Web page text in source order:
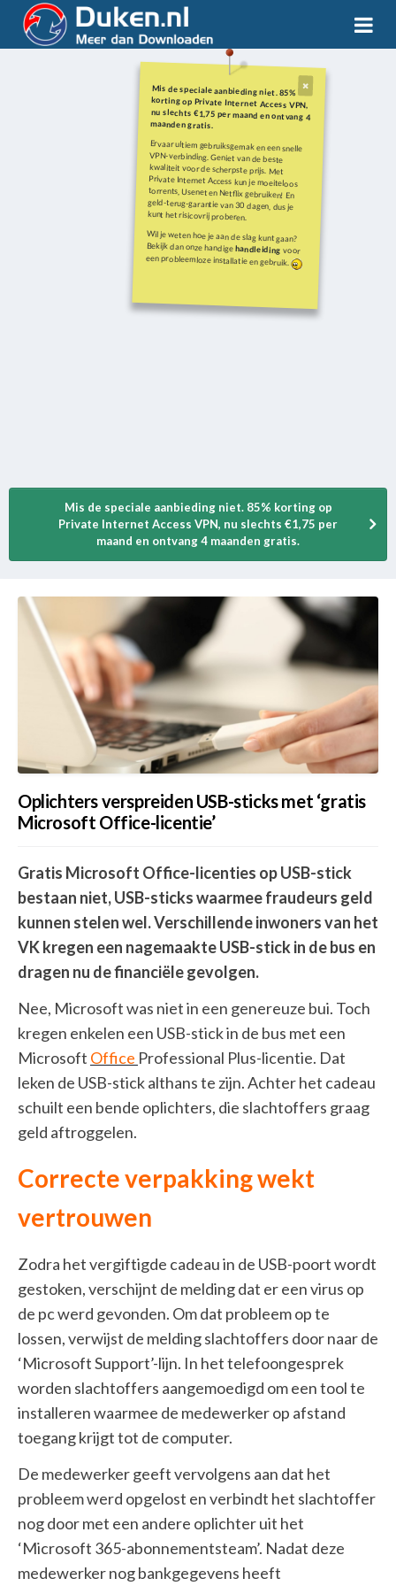
Mis de speciale aanbieding niet. 85%
korting op Private Internet Access VPN,
nu slechts €1,75 per maand en ontvang 4
maanden gratis.
Ervaar ultiem gebruiksgemak en een snelle
VPN-verbinding. Geniet van de beste
kwaliteit voor de scherpste prijs. Met
Private Internet Access kun je moeiteloos
torrents, Usenet en Netflix gebruiken! En
geld-terug-garantie van 30 dagen, dus je
kunt het risicovrij proberen.
Wil je weten hoe je aan de slag kunt gaan?
Bekijk dan onze handigehandleiding voor
een probleemloze installatie en gebruik.
Mis de speciale aanbieding niet. 85% korting op
Private Internet Access VPN, nu slechts €1,75 per
maand en ontvang 4 maanden gratis.
Oplichters verspreiden USB-sticks met ‘gratis
Microsoft Office-licentie’
Gratis Microsoft Office-licenties op USB-stick
bestaan niet, USB-sticks waarmee fraudeurs geld
kunnen stelen wel. Verschillende inwoners van het
VK kregen een nagemaakte USB-stick in de bus en
dragen nu de financiële gevolgen.
Nee, Microsoft was niet in een genereuze bui. Toch
kregen enkelen een USB-stick in de bus met een
Microsoft Office Professional Plus-licentie. Dat
leken de USB-stick althans te zijn. Achter het cadeau
schuilt een bende oplichters, die slachtoffers graag
geld aftroggelen.
Correcte verpakking wekt
vertrouwen
Zodra het vergiftigde cadeau in de USB-poort wordt
gestoken, verschijnt de melding dat er een virus op
de pc werd gevonden. Om dat probleem op te
lossen, verwijst de melding slachtoffers door naar de
‘Microsoft Support’-lijn. In het telefoongesprek
worden slachtoffers aangemoedigd om een tool te
installeren waarmee de medewerker op afstand
toegang krijgt tot de computer.
De medewerker geeft vervolgens aan dat het
probleem werd opgelost en verbindt het slachtoffer
nog door met een andere oplichter uit het
‘Microsoft 365-abonnementsteam’. Nadat deze
medewerker nog bankgegevens heeft